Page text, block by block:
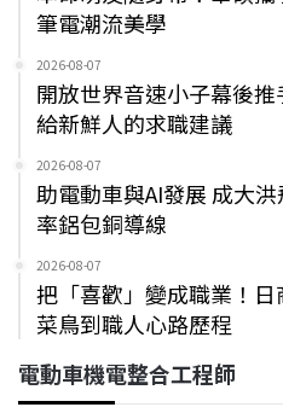
筆電潮流美學
2026-08-07
開放世界音速小子幕後
給新鮮人的求職建議
2026-08-07
助電動車與AI發展 成大
率鋁包銅導線
2026-08-07
把「喜歡」變成職業！
菜鳥到職人心路歷程
電動車機電整合工程師